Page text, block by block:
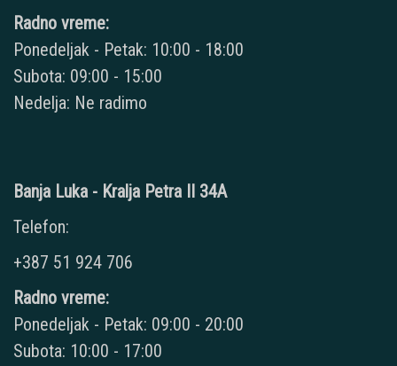
Radno vreme:
Ponedeljak - Petak: 10:00 - 18:00
Subota: 09:00 - 15:00
Nedelja: Ne radimo
Banja Luka - Kralja Petra II 34A
Telefon:
+387 51 924 706
Radno vreme:
Ponedeljak - Petak: 09:00 - 20:00
Subota: 10:00 - 17:00